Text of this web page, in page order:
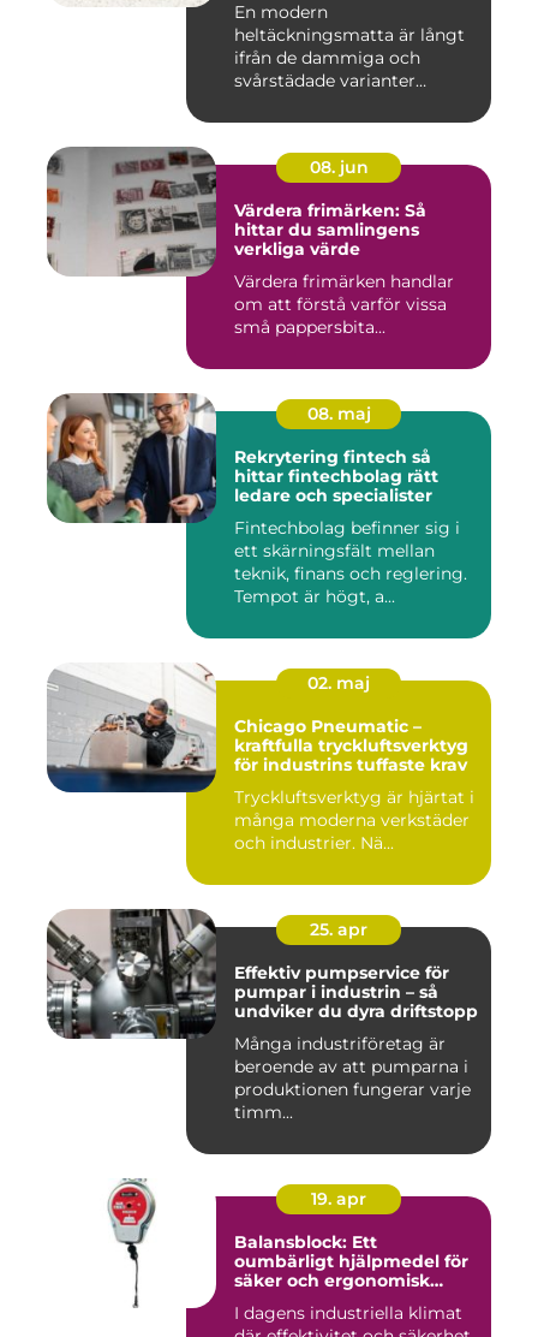
En modern
heltäckningsmatta är långt
ifrån de dammiga och
svårstädade varianter
08. jun
Värdera frimärken: Så
hittar du samlingens
verkliga värde
Värdera frimärken handlar
om att förstå varför vissa
små pappersbita...
08. maj
Rekrytering fintech så
hittar fintechbolag rätt
ledare och specialister
Fintechbolag befinner sig i
ett skärningsfält mellan
teknik, finans och reglering.
Tempot är högt, a...
02. maj
Chicago Pneumatic –
kraftfulla tryckluftsverktyg
för industrins tuffaste krav
Tryckluftsverktyg är hjärtat i
många moderna verkstäder
och industrier. Nä...
25. apr
Effektiv pumpservice för
pumpar i industrin – så
undviker du dyra driftstopp
Många industriföretag är
beroende av att pumparna i
produktionen fungerar varje
timm...
19. apr
Balansblock: Ett
oumbärligt hjälpmedel för
säker och ergonomisk
I dagens industriella klimat